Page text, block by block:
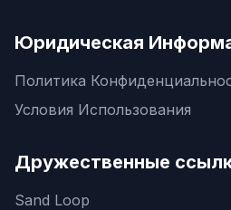
Юридическая
Политика
Условия Использования
Дружественные
Sand Loop